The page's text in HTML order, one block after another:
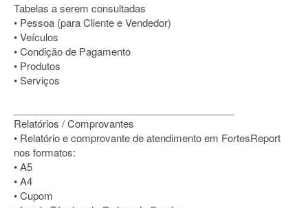
Tabelas a serem consultadas
• Pessoa (para Cliente e Vendedor)
• Veículos
• Condição de Pagamento
• Produtos
• Serviços
Relatórios / Comprovantes
• Relatório e comprovante de atendimento em FortesReport
nos formatos:
• A5
• A4
• Cupom